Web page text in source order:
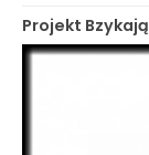
Projekt